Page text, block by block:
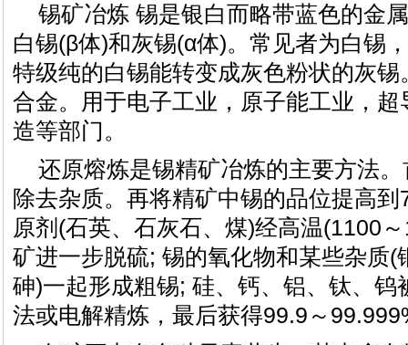
锡矿冶炼 锡是银白而略带蓝色的金
白锡(β体)和灰锡(α体)。常见者为白锡
特级纯的白锡能转变成灰色粉状的灰
合金。用于电子工业，原子能工业，
造等部门。
还原熔炼是锡精矿冶炼的主要方法
除去杂质。再将精矿中锡的品位提高
原剂(石英、石灰石、煤)经高温(1100
矿进一步脱硫; 锡的氧化物和某些杂质(
砷)一起形成粗锡; 硅、钙、铝、钛、钨
法或电解精炼，最后获得99.9～